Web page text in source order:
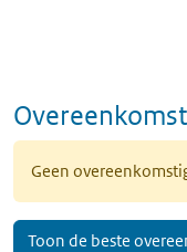
Geen
Toon de beste